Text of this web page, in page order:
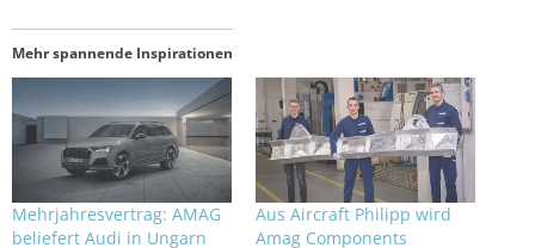
Mehr spannende Inspirationen
Mehrjahresvertrag: AMAG
beliefert Audi in Ungarn
Aus Aircraft Philipp wird
Amag Components